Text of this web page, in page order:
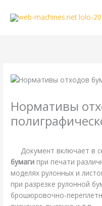
Нормативы
Документ включает в
бумаги при печати
моделях рулонных и
при разрезке рулонной
брошюровочно-